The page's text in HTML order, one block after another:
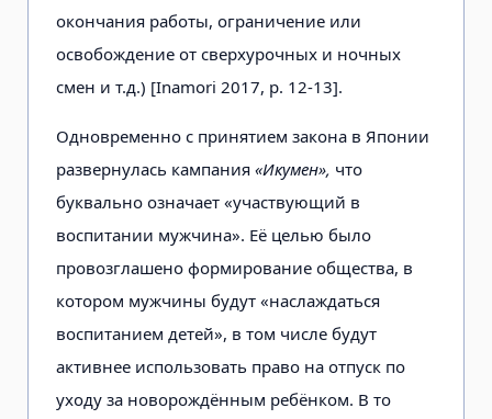
окончания работы, ограничение или
освобождение от сверхурочных и ночных
смен и т.д.) [Inamori 2017, р. 12-13].
Одновременно с принятием закона в Японии
развернулась кампания «Икумен», что
буквально означает «участвующий в
воспитании мужчина». Её целью было
провозглашено формирование общества, в
котором мужчины будут «наслаждаться
воспитанием детей», в том числе будут
активнее использовать право на отпуск по
уходу за новорождённым ребёнком. В то